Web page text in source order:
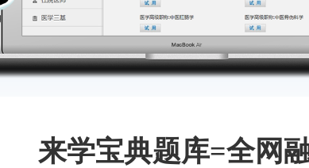
来学宝典题库=全网